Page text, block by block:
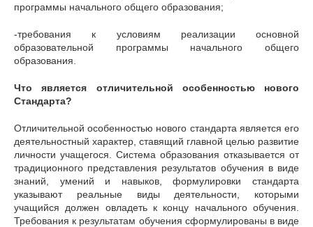
программы начального общего образования;
-требования к условиям реализации основной
образовательной программы начального общего
образования.
Что является отличительной особенностью нового
Стандарта?
Отличительной особенностью нового стандарта является его
деятельностный характер, ставящий главной целью развитие
личности учащегося. Система образования отказывается от
традиционного представления результатов обучения в виде
знаний, умений и навыков, формулировки стандарта
указывают реальные виды деятельности, которыми
учащийся должен овладеть к концу начального обучения.
Требования к результатам обучения сформулированы в виде